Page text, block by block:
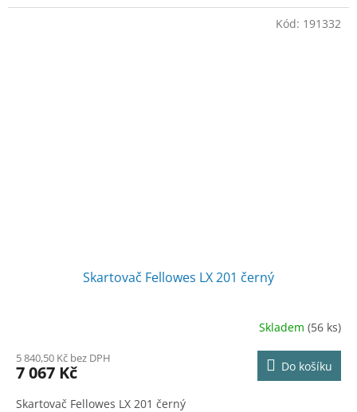
Skartovač Fellowes LX 201 černý
Skladem (56 ks)
5 840,50 Kč bez DPH
7 067 Kč Do košíku
Skartovač Fellowes LX 201 černý
Kód: 191332